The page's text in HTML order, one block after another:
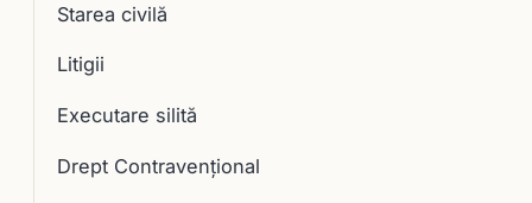
Starea civilă
Litigii
Executare silită
Drept Contravențional